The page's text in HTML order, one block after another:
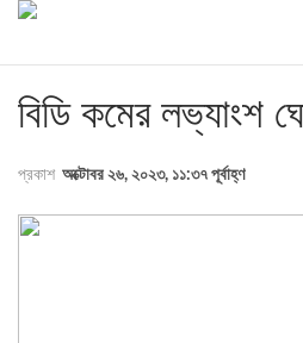
বিডি কমের লভ্যাংশ
প্রকাশ অক্টোবর ২৬, ২০২৩, ১১:৩৭ পূর্বাহ্ণ